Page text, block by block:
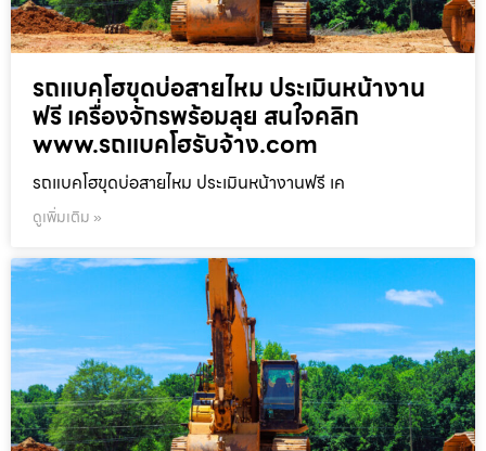
รถแบคโฮขุดบ่อสายไหม ประเมินหน้างาน
ฟรี เครื่องจักรพร้อมลุย สนใจคลิก
www.รถแบคโฮรับจ้าง.com
รถแบคโฮขุดบ่อสายไหม ประเมินหน้างานฟรี เค
ดูเพิ่มเติม »